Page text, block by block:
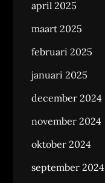
april 2025
maart 2025
februari 2025
januari 2025
december 2024
november 2024
oktober 2024
september 2024